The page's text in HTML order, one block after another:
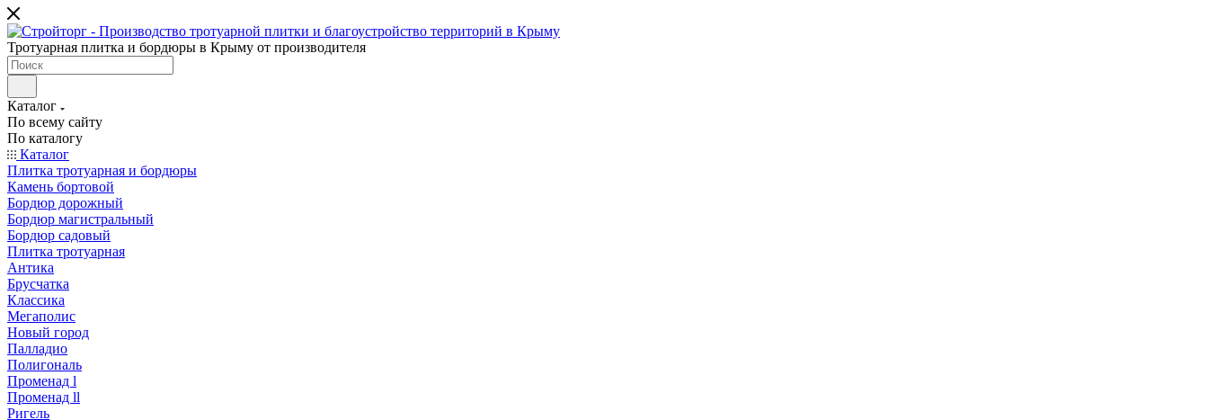
Тротуарная плитка и бордюры в Крыму от производителя
Каталог
По всему сайту
По каталогу
Каталог
Плитка тротуарная и бордюры
Камень бортовой
Бордюр дорожный
Бордюр магистральный
Бордюр садовый
Плитка тротуарная
Антика
Брусчатка
Классика
Мегаполис
Новый город
Палладио
Полигональ
Променад l
Променад ll
Ригель